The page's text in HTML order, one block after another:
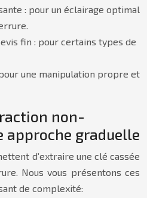
: pour un éclairage optimal
fin : pour certains types de
une manipulation propre et
non-
approche graduelle
d’extraire une clé cassée
Nous vous présentons ces
de complexité: